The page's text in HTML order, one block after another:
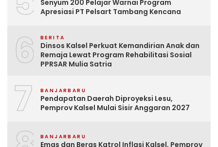
Senyum 200 Pelajar Warnai Program
Apresiasi PT Pelsart Tambang Kencana
6 BERITA
Dinsos Kalsel Perkuat Kemandirian Anak dan
Remaja Lewat Program Rehabilitasi Sosial
PPRSAR Mulia Satria
7 BANJARBARU
Pendapatan Daerah Diproyeksi Lesu,
Pemprov Kalsel Mulai Sisir Anggaran 2027
BANJARBARU
Emas dan Beras Katrol Inflasi Kalsel, Pemprov